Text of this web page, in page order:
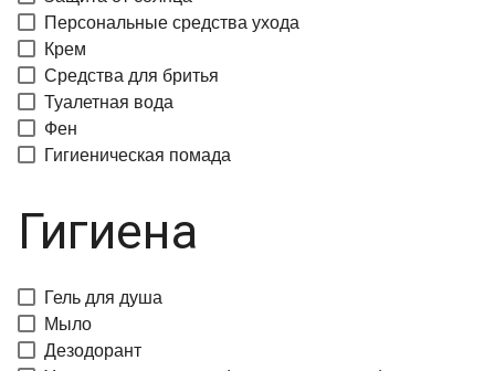
Персональные средства ухода
Крем
Средства для бритья
Туалетная вода
Фен
Гигиеническая помада
Гигиена
Гель для душа
Мыло
Дезодорант